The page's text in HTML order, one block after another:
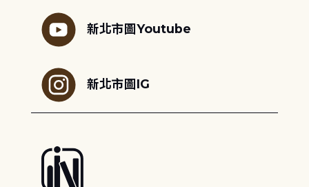
新北市圖Youtube
新北市圖IG